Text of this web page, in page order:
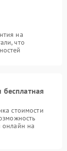
на
что
стоимости
онлайн на